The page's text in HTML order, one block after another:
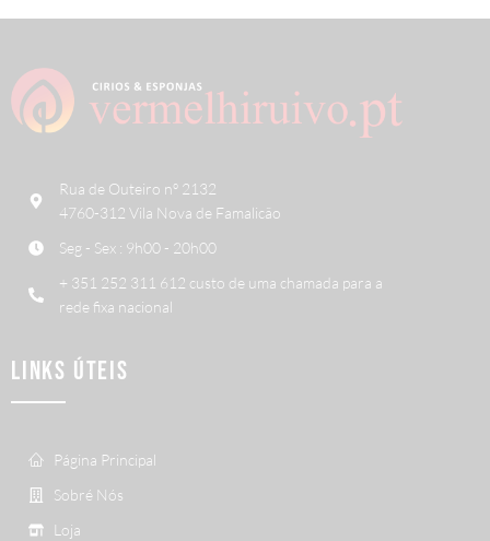
Rua de Outeiro nº 2132
4760-312 Vila Nova de Famalicão
Seg - Sex : 9h00 - 20h00
+ 351 252 311 612 custo de uma chamada para a
rede fixa nacional
LINKS ÚTEIS
Página Principal
Sobré Nós
Loja